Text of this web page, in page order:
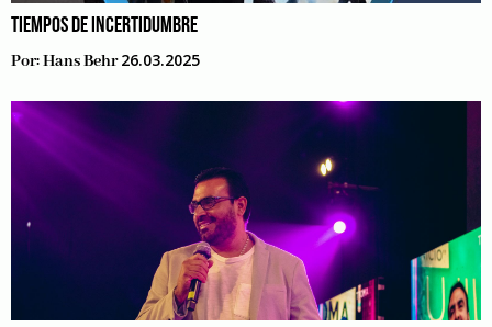
TIEMPOS DE INCERTIDUMBRE
Por:Hans Behr 26.03.2025